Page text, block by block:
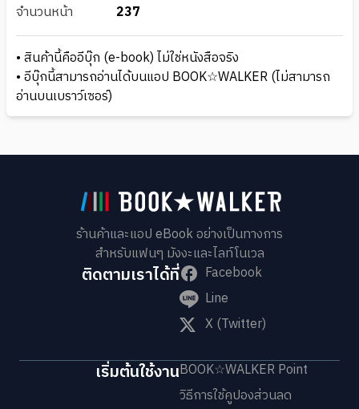
จำนวนหน้า
237
• สินค้านี้คืออีบุ๊ก (e-book) ไม่ใช่หนังสือจริง
• อีบุ๊กนี้สามารถอ่านได้บนแอป BOOK☆WALKER (ไม่สามารถ
อ่านบนเบราว์เซอร์)
ร้านค้าและแอป eBook อย่างเป็นทางการ
สำหรับแฟนๆ มังงะและไลท์โนเวล
ติดตามเราได้ที่
Facebook
Line
X (Twitter)
เริ่มต้นใช้งานBOOK☆WALKER Point
วิธีการใช้คูปองส่วนลด